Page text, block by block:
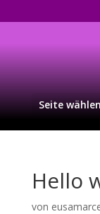
Seite
Hello
von